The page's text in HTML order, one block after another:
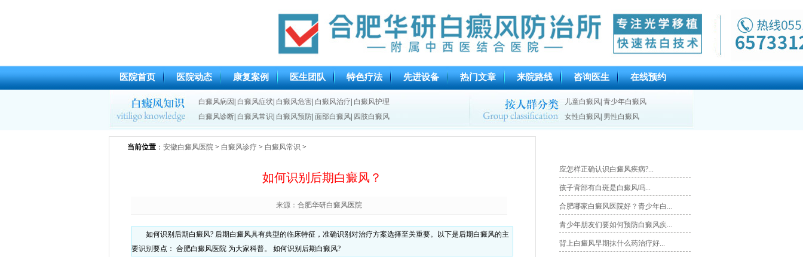
医院首页 医院动态 康复案例 医生团队 特色疗法 先进设备 热门文章 来院路线 咨询医生 在线预约
白癜风病因 白癜风症状 白癜风危害 白癜风治疗 白癜风护理
白癜风诊断 白癜风常识 白癜风预防 面部白癜风 四肢白癜风
儿童白癜风 青少年白癜风
女性白癜风 男性白癜风
当前位置 ： 安徽白癜风医院 > 白癜风诊疗 > 白癜风常识 >
如何识别后期白癜风？
来源：合肥华研白癜风医院
如何识别后期白癜风? 后期白癜风具有典型的临床特征，准确识别对治疗方案选择至关重要。以下是后期白癜风的主
要识别要点： 合肥白癜风医院 为大家科普。 如何识别后期白癜风?
应怎样正确认识白癜风疾病?...
孩子背部有白斑是白癜风吗...
合肥哪家白癜风医院好？青少年白...
青少年朋友们要如何预防白癜风疾...
背上白癜风早期抹什么药治疗好...